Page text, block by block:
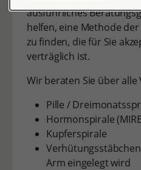
ausführliches
helfen, eine Methode
zu finden, die für Sie
verträglich ist.
Wir beraten Sie über
Pille /
Hormonspirale
Kupferspirale
Arm eingelegt wird